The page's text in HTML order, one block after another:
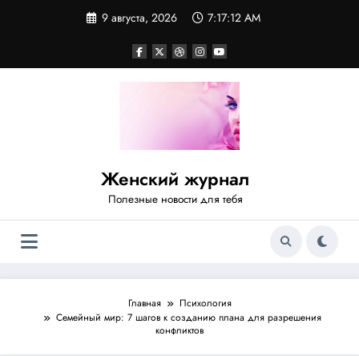
9 августа, 2026 7:17:13 AM
Женский журнал
Полезные новости для тебя
Главная
Психология
Семейный мир: 7 шагов к созданию плана для разрешения
конфликтов